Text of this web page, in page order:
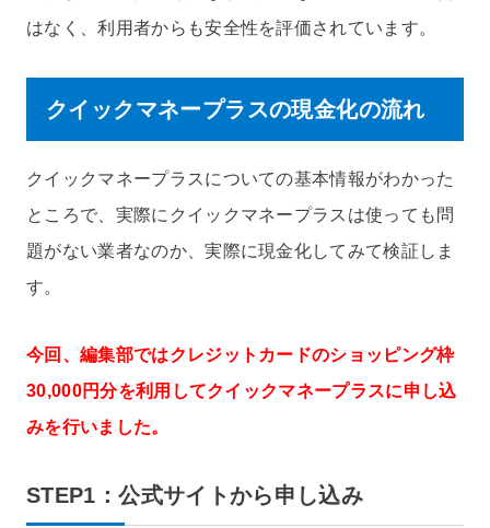
はなく、利用者からも安全性を評価されています。
クイックマネープラスの現金化の流れ
クイックマネープラスについての基本情報がわかった
ところで、実際にクイックマネープラスは使っても問
題がない業者なのか、実際に現金化してみて検証しま
す。
今回、編集部ではクレジットカードのショッピング枠
30,000円分を利用してクイックマネープラスに申し込
みを行いました。
STEP1：公式サイトから申し込み